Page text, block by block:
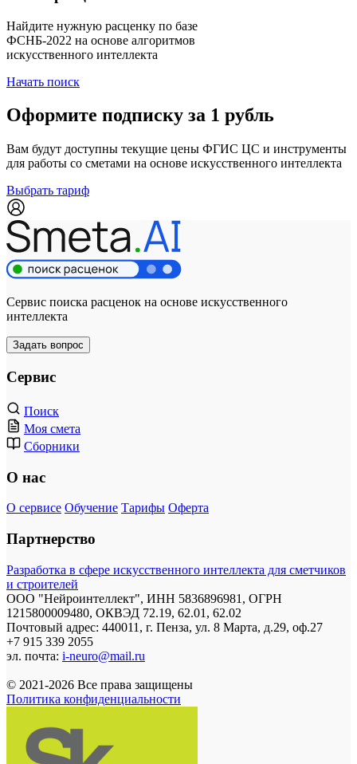
Найдите нужную расценку по базе
ФСНБ-2022 на основе алгоритмов
искусственного интеллекта
Начать поиск
Оформите подписку за 1 рубль
Вам будут доступны текущие цены ФГИС ЦС и инструменты
для работы со сметами на основе искусственного интеллекта
Выбрать тариф
Сервис поиска расценок на основе искусственного
интеллекта
Задать вопрос
Сервис
Поиск
Моя смета
Сборники
О нас
О сервисе Обучение Тарифы Оферта
Партнерство
Разработка в сфере искусственного интеллекта для сметчиков
и строителей
ООО "Нейроинтеллект", ИНН 5836896981, ОГРН
1215800009480, ОКВЭД 72.19, 62.01, 62.02
Почтовый адрес: 440011, г. Пенза, ул. 8 Марта, д.29, оф.27
+7 915 339 2055
эл. почта: i-neuro@mail.ru
© 2021-2026 Все права защищены
Политика конфиденциальности